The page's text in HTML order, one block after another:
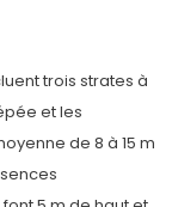
trois strates à
et les
de 8 à 15 m